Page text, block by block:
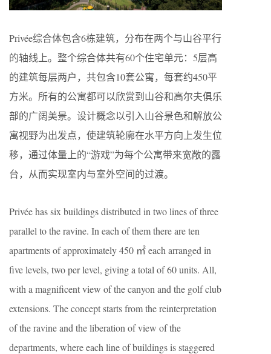
Privée综合体包含6栋建筑，分布在两个与山谷平行
的轴线上。整个综合体共有60个住宅单元：5层高
的建筑每层两户，共包含10套公寓，每套约450平
方米。所有的公寓都可以欣赏到山谷和高尔夫俱乐
部的广阔美景。设计概念以引入山谷景色和解放公
寓视野为出发点，使建筑轮廓在水平方向上发生位
移，通过体量上的“游戏”为每个公寓带来宽敞的露
台，从而实现室内与室外空间的过渡。
Privée has six buildings distributed in two lines of three
parallel to the ravine. In each of them there are ten
apartments of approximately 450 ㎡ each arranged in
five levels, two per level, giving a total of 60 units. All,
with a magnificent view of the canyon and the golf club
extensions. The concept starts from the reinterpretation
of the ravine and the liberation of view of the
departments, where each line of buildings is staggered